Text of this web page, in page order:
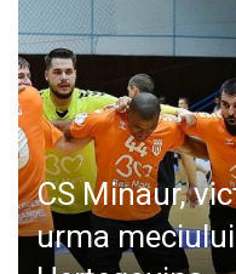
SPECIAL
POLITIC
LIFE
CS Minaur,
urma